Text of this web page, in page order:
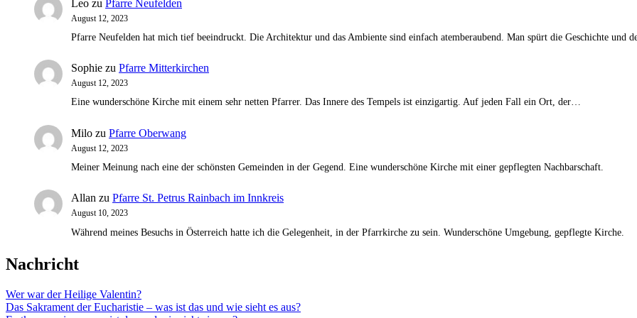
Leo zu Pfarre Neufelden
August 12, 2023
Pfarre Neufelden hat mich tief beeindruckt. Die Architektur und das Ambiente sind einfach atemberaubend. Man spürt die Geschichte und
Sophie zu Pfarre Mitterkirchen
August 12, 2023
Eine wunderschöne Kirche mit einem sehr netten Pfarrer. Das Innere des Tempels ist einzigartig. Auf jeden Fall ein Ort, der…
Milo zu Pfarre Oberwang
August 12, 2023
Meiner Meinung nach eine der schönsten Gemeinden in der Gegend. Eine wunderschöne Kirche mit einer gepflegten Nachbarschaft.
Allan zu Pfarre St. Petrus Rainbach im Innkreis
August 10, 2023
Während meines Besuchs in Österreich hatte ich die Gelegenheit, in der Pfarrkirche zu sein. Wunderschöne Umgebung, gepflegte Kirche.
Nachricht
Wer war der Heilige Valentin?
Das Sakrament der Eucharistie – was ist das und wie sieht es aus?